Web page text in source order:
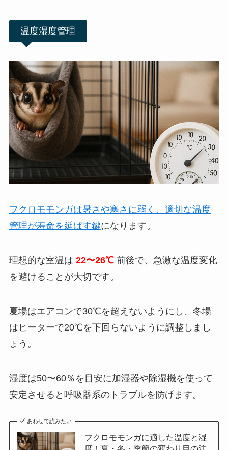
温度湿度管理
フクロモモンガは暑さや寒さに弱く、適切な温度
管理が寿命を延ばす鍵になります。
理想的な室温は 22〜26℃前後で、急激な温度変化
を避けることが大切です。
夏場はエアコンで30℃を超えないようにし、冬場
はヒーターで20℃を下回らないように調整しまし
ょう。
湿度は50〜60％を目安に加湿器や除湿機を使って
安定させると呼吸器系のトラブルを防げます。
あわせて読みたい
フクロモモンガに適した温度と湿